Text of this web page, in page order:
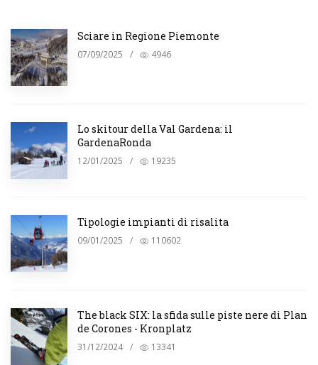
Sciare in Regione Piemonte
07/09/2025 / 4946
Lo skitour della Val Gardena: il
GardenaRonda
12/01/2025 / 19235
Tipologie impianti di risalita
09/01/2025 / 110602
The black SIX: la sfida sulle piste nere di Plan
de Corones - Kronplatz
31/12/2024 / 13341